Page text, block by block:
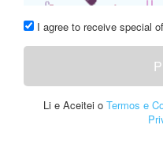
I agree to receive special
Li e Aceitei o Termos e